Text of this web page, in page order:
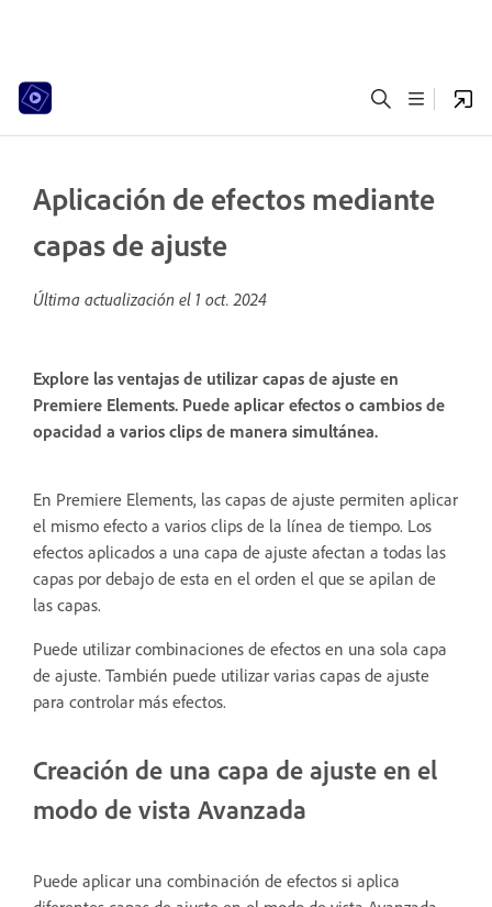
Aplicación de efectos mediante
capas de ajuste
Última actualización el 1 oct. 2024
Explore las ventajas de utilizar capas de ajuste en
Premiere Elements. Puede aplicar efectos o cambios de
opacidad a varios clips de manera simultánea.
En Premiere Elements, las capas de ajuste permiten aplicar
el mismo efecto a varios clips de la línea de tiempo. Los
efectos aplicados a una capa de ajuste afectan a todas las
capas por debajo de esta en el orden el que se apilan de
las capas.
Puede utilizar combinaciones de efectos en una sola capa
de ajuste. También puede utilizar varias capas de ajuste
para controlar más efectos.
Creación de una capa de ajuste en el
modo de vista Avanzada
Puede aplicar una combinación de efectos si aplica